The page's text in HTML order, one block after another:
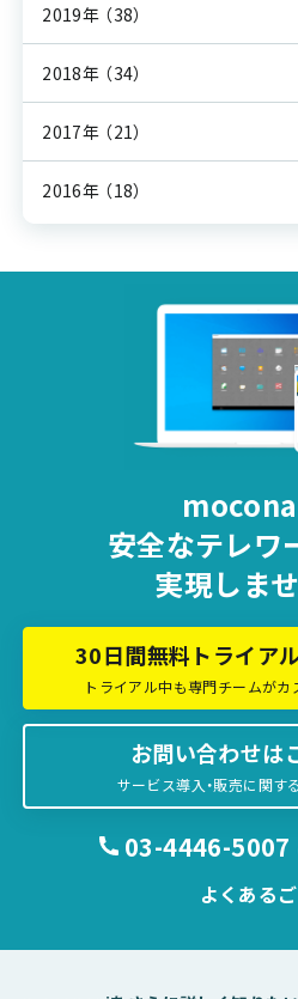
2019年 （38）
2018年 （34）
2017年 （21）
2016年 （18）
安全なテレワ
実現しま
30日間無料トライア
トライアル中も専門チームがカ
お問い合わせは
サービス導入・販売に関す
03-4446-5007
よくある